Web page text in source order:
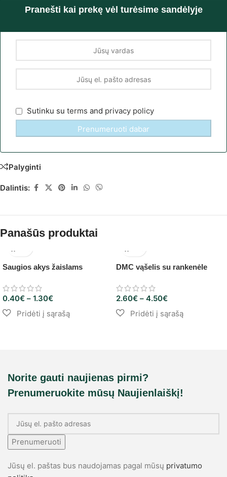
Pranešti kai prekę vėl turėsime sandėlyje
Sutinku su terms and privacy policy
Palyginti
Dalintis:
Panašūs produktai
Saugios akys žaislams
0.40€ – 1.30€
DMC vąšelis su rankenėle
2.60€ – 4.50€
Norite gauti naujienas pirmi?
Prenumeruokite mūsų Naujienlaiškį!
Prenumeruoti
Jūsų el. paštas bus naudojamas pagal mūsų privatumo